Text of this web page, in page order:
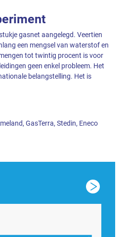
gasnet aangelegd. Veertien
een mengsel van waterstof en
tot twintig procent is voor
geen enkel probleem. Het
belangstelling. Het is
GasTerra, Stedin, Eneco